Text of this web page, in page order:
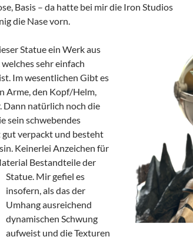
Basis – da hatte bei mir die Iron Studios
die Nase vorn.
Statue ein Werk aus
sehr einfach
Im wesentlichen Gibt es
Arme, den Kopf/Helm,
Dann natürlich noch die
sein schwebendes
verpackt und besteht
Keinerlei Anzeichen für
Bestandteile der
Statue. Mir gefiel es
insofern, als das der
Umhang ausreichend
dynamischen Schwung
aufweist und die Texturen